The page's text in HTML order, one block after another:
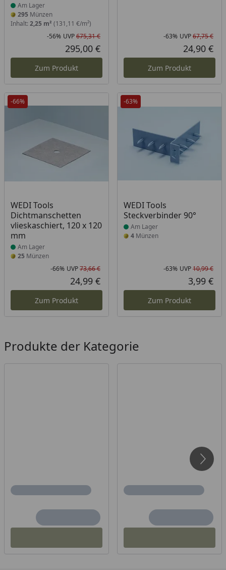
Am Lager
295 Münzen
Inhalt: 2,25 m² (131,11 €/m²)
Rabatt in Prozent
-56%
Ursprünglicher Preis
UVP675,31 €
Aktueller Preis
295,00 €
Zum Produkt
-63% UVP67,75 €
24,90 €
Zum Produkt
-66%
WEDI Tools
Dichtmanschetten
vlieskaschiert, 120 x 120
mm
Produkt am Lager
Am Lager
25 Münzen
Rabatt in Prozent
-66%
Ursprünglicher Preis
UVP73,66 €
Aktueller Preis
24,99 €
Zum Produkt
-63%
WEDI Tools
Steckverbinder 90°
Produkt am Lager
Am Lager
4Münzen
-63% UVP10,99 €
3,99 €
Zum Produkt
Produkte der Kategorie